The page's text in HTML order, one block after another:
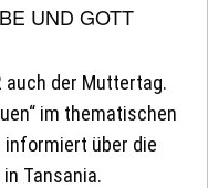
UND GOTT
der Muttertag.
im thematischen
informiert über die
Tansania.